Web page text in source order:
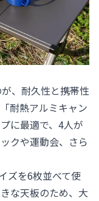
、耐久性と携帯性
耐熱アルミキャン
に最適で、4人が
クや運動会、さら
ズを6枚並べて使
な天板のため、大